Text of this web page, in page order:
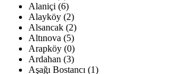
Alaniçi (6)
Alayköy (2)
Alsancak (2)
Altınova (5)
Arapköy (0)
Ardahan (3)
Aşağı Bostancı (1)